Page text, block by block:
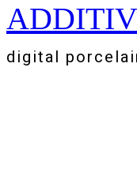
Zum
Inhalt
springen
digital